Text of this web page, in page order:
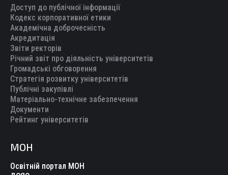
Доступ до публічної інформації
Кодекс корпоративної етики
Академічна доброчесність
Акредитація
Звіти ректорів
Річний звіт про діяльність університетів
Громадські обговорення
Стратегія розвитку університетів
Публічні закупівлі
Матеріально-технічне забезпечення
Документи
Рейтинг університетів
МОН
Освітній портал МОН